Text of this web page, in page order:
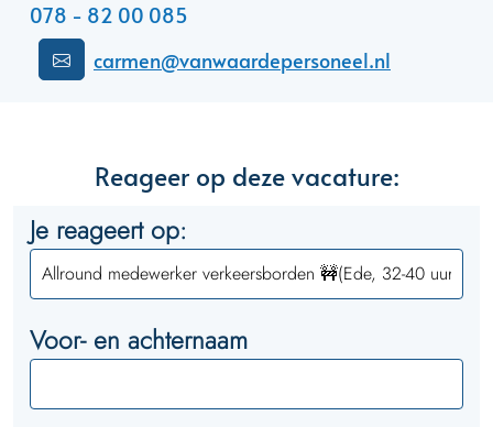
078 - 82 00 085
carmen@vanwaardepersoneel.nl
Reageer op deze vacature:
Je reageert op:
Voor- en achternaam